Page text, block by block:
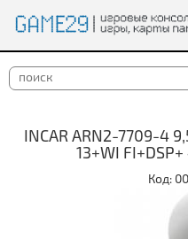
INCAR ARN2-7709-4
13+WI
Код: